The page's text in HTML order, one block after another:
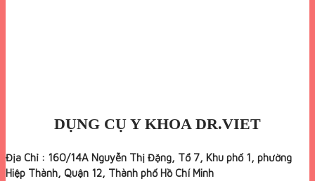
DỤNG CỤ Y KHOA DR.VIET
Địa Chỉ : 160/14A Nguyễn Thị Đặng, Tổ 7, Khu phố 1, phường
Hiệp Thành, Quận 12, Thành phố Hồ Chí Minh